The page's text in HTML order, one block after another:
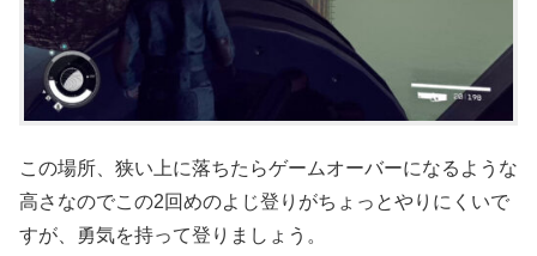
この場所、狭い上に落ちたらゲームオーバーになるような
高さなのでこの2回めのよじ登りがちょっとやりにくいで
すが、勇気を持って登りましょう。